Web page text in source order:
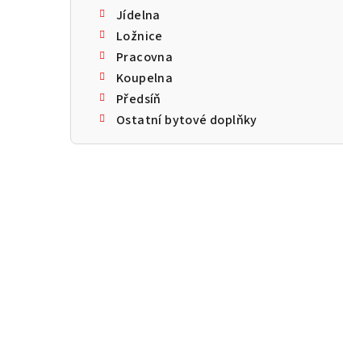
Jídelna
Ložnice
Pracovna
Koupelna
Předsíň
Ostatní bytové doplňky